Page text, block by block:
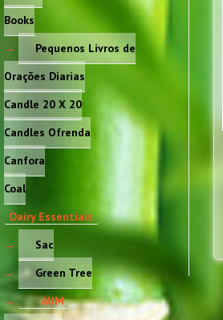
Books
Pequenos Livros de
Orações Diarias
Candle 20 X 20
Candles Ofrenda
Canfora
Coal
Dairy Essentials
Sac
Green Tree
AUM